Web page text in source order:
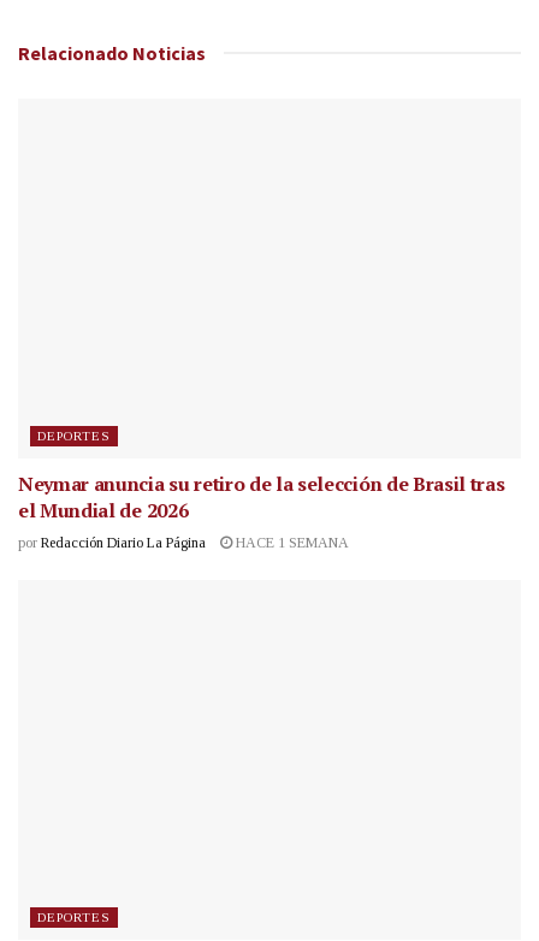
Relacionado Noticias
DEPORTES
Neymar anuncia su retiro de la selección de Brasil tras
el Mundial de 2026
por Redacción Diario La Página HACE 1 SEMANA
DEPORTES